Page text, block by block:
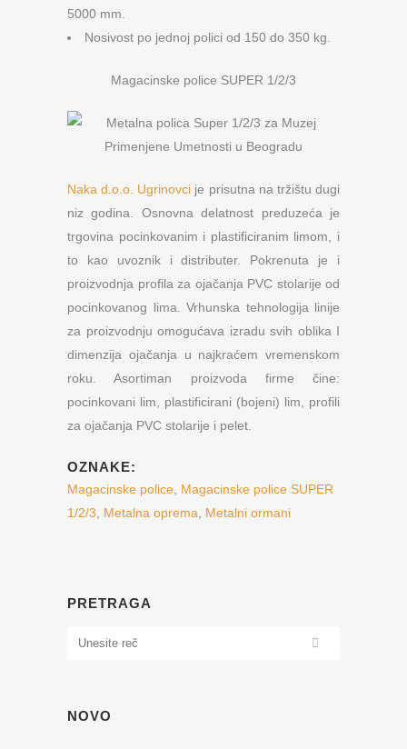
5000 mm.
Nosivost po jednoj polici od 150 do 350 kg.
Magacinske police SUPER 1/2/3
Naka d.o.o. Ugrinovci je prisutna na tržištu dugi
niz godina. Osnovna delatnost preduzeća je
trgovina pocinkovanim i plastificiranim limom, i
to kao uvoznik i distributer. Pokrenuta je i
proizvodnja profila za ojačanja PVC stolarije od
pocinkovanog lima. Vrhunska tehnologija linije
za proizvodnju omogućava izradu svih oblika I
dimenzija ojačanja u najkraćem vremenskom
roku. Asortiman proizvoda firme čine:
pocinkovani lim, plastificirani (bojeni) lim, profili
za ojačanja PVC stolarije i pelet.
OZNAKE:
Magacinske police Magacinske police SUPER
1/2/3
Metalna oprema Metalni ormani
PRETRAGA
NOVO